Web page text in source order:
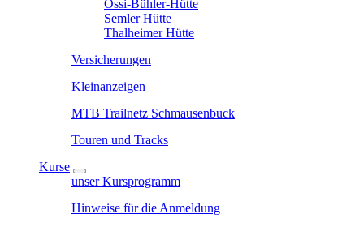
Ossi-Bühler-Hütte
Semler Hütte
Thalheimer Hütte
Versicherungen
Kleinanzeigen
MTB Trailnetz Schmausenbuck
Touren und Tracks
Kurse
unser Kursprogramm
Hinweise für die Anmeldung